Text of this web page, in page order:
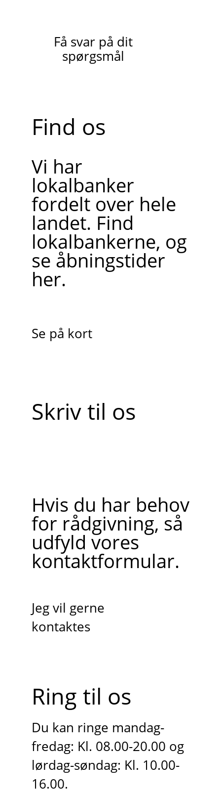
Få svar på dit
spørgsmål
Find os
Vi har
lokalbanker
fordelt over hele
landet. Find
lokalbankerne, og
se åbningstider
her.
Se på kort
Skriv til os
Hvis du har behov
for rådgivning, så
udfyld vores
kontaktformular.
Jeg vil gerne
kontaktes
Ring til os
Du kan ringe mandag-
fredag: Kl. 08.00-20.00 og
lørdag-søndag: Kl. 10.00-
16.00.